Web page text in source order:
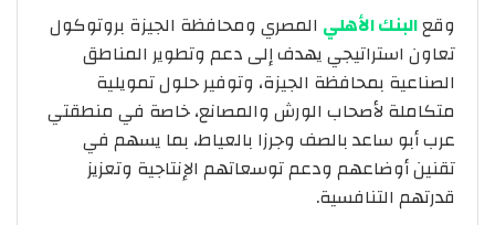
وقعالبنك الأهلي المصري ومحافظة الجيزة بروتوكول
تعاون استراتيجي يهدف إلى دعم وتطوير المناطق
الصناعية بمحافظة الجيزة، وتوفير حلول تمويلية
متكاملة لأصحاب الورش والمصانع، خاصة في منطقتي
عرب أبو ساعد بالصف وجرزا بالعياط، بما يسهم في
تقنين أوضاعهم ودعم توسعاتهم الإنتاجية وتعزيز
قدرتهم التنافسية.